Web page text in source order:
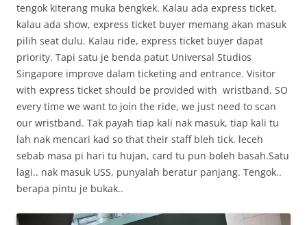
tengok kiterang muka bengkek. Kalau ada express ticket,
kalau ada show, express ticket buyer memang akan masuk
pilih seat dulu. Kalau ride, express ticket buyer dapat
priority. Tapi satu je benda patut Universal Studios
Singapore improve dalam ticketing and entrance. Visitor
with express ticket should be provided with wristband. SO
every time we want to join the ride, we just need to scan
our wristband. Tak payah tiap kali nak masuk, tiap kali tu
lah nak mencari kad so that their staff bleh tick. leceh
sebab masa pi hari tu hujan, card tu pun boleh basah.Satu
lagi.. nak masuk USS, punyalah beratur panjang. Tengok..
berapa pintu je bukak..